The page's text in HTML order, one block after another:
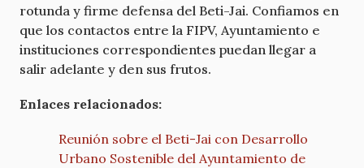
rotunda y firme defensa del Beti-Jai. Confiamos en
que los contactos entre la FIPV, Ayuntamiento e
instituciones correspondientes puedan llegar a
salir adelante y den sus frutos.
Enlaces relacionados:
Reunión sobre el Beti-Jai con Desarrollo
Urbano Sostenible del Ayuntamiento de